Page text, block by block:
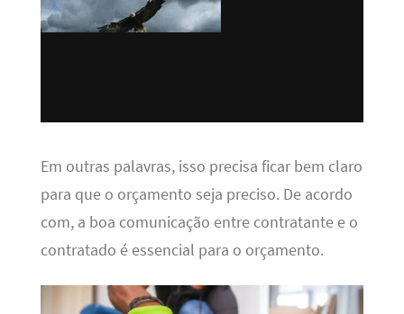
Em outras palavras, isso precisa ficar bem claro
para que o orçamento seja preciso. De acordo
com, a boa comunicação entre contratante e o
contratado é essencial para o orçamento.